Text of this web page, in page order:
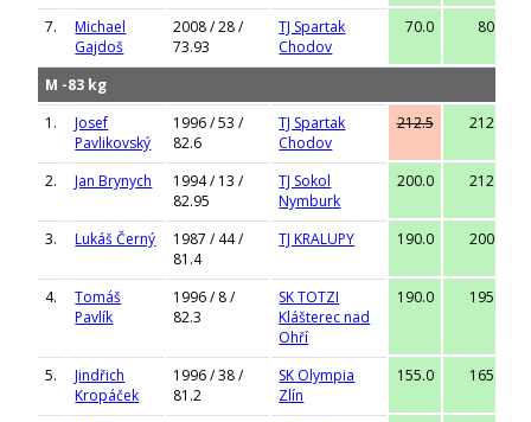
7.
Michael
Gajdoš
2008 / 28 /
73.93
TJ Spartak
Chodov
70.0 80.0
M -83 kg
1.
Josef
Pavlikovský
1996 / 53 /
82.6
TJ Spartak
Chodov
212.5 212.5
2. Jan Brynych
1994 / 13 /
82.95
TJ Sokol
Nymburk
200.0 212.5
3. Lukáš Černý
1987 / 44 /
81.4
TJ KRALUPY 190.0 200.0
4.
Tomáš
Pavlík
1996 / 8 /
82.3
SK TOTZI
Klášterec nad
Ohří
190.0 195.0
5.
Jindřich
Kropáček
1996 / 38 /
81.2
SK Olympia
Zlín
155.0 165.0